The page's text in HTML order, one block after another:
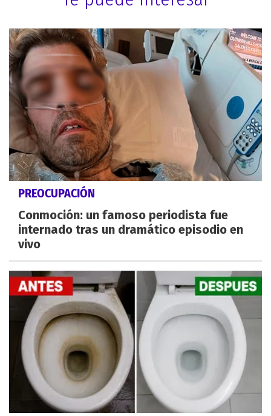
PREOCUPACIÓN
Conmoción: un famoso periodista fue
internado tras un dramático episodio en
vivo